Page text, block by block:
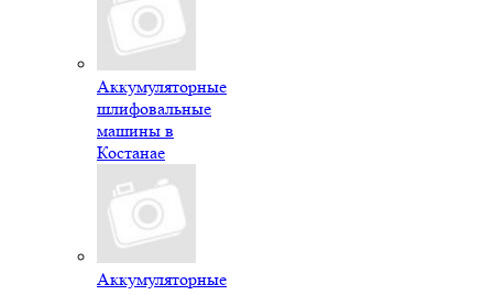
Аккумуляторные
шлифовальные
машины в
Костанае
Аккумуляторные